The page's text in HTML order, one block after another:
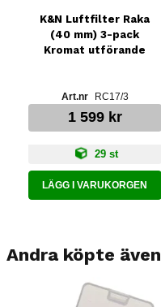
K&N Luftfilter Raka
(40 mm) 3-pack
Kromat utförande
RC17/3
1 599 kr
29 st
LÄGG I VARUKORGEN
Andra köpte även